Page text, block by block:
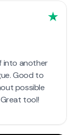
into another
Good to
possible
tool!